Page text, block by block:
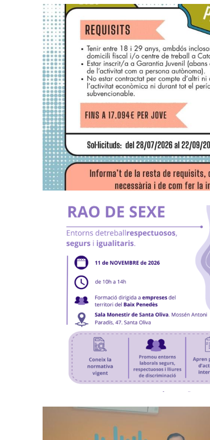
Ajut Econòmic Per A
Catalunya
Joventut
Ocupació
Formació "Prevenció I
L'assetjament Sexual I/o